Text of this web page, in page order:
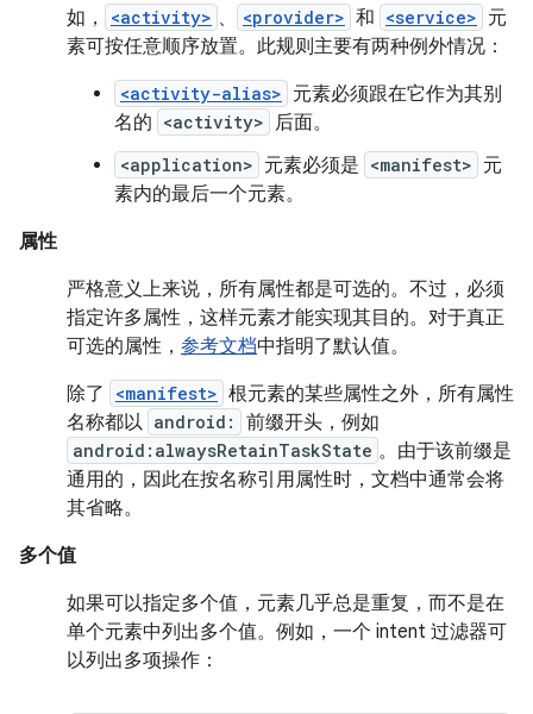
如，
<activity> 、 <provider> 和 <service> 元
素可按任意顺序放置。此规则主要有两种例外情况：
<activity-alias> 元素必须跟在它作为其别
名的 <activity> 后面。
<application> 元素必须是 <manifest> 元
素内的最后一个元素。
属性
严格意义上来说，所有属性都是可选的。不过，必须
指定许多属性，这样元素才能实现其目的。对于真正
可选的属性， 参考文档中指明了默认值。
除了
<manifest> 根元素的某些属性之外，所有属性
名称都以 android: 前缀开头，例如
android:alwaysRetainTaskState 。由于该前缀是
通用的，因此在按名称引用属性时，文档中通常会将
其省略。
多个值
如果可以指定多个值，元素几乎总是重复，而不是在
单个元素中列出多个值。例如，一个 intent 过滤器可
以列出多项操作：